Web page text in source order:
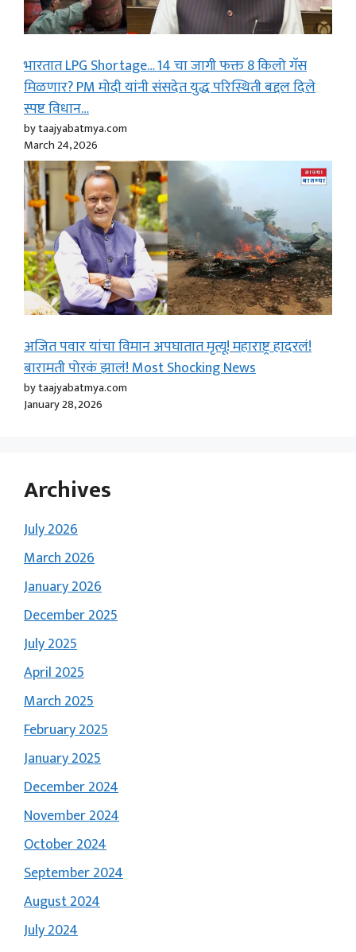
भारतात LPG Shortage… 14 चा जागी फक्त 8 किलो गॅस
मिळणार? PM मोदी यांनी संसदेत युद्ध परिस्थिती बद्दल दिले
स्पष्ट विधान…
by taajyabatmya.com
March 24, 2026
अजित पवार यांचा विमान अपघातात मृत्यू! महाराष्ट्र हादरलं!
बारामती पोरकं झालं! Most Shocking News
by taajyabatmya.com
January 28, 2026
Archives
July 2026
March 2026
January 2026
December 2025
July 2025
April 2025
March 2025
February 2025
January 2025
December 2024
November 2024
October 2024
September 2024
August 2024
July 2024